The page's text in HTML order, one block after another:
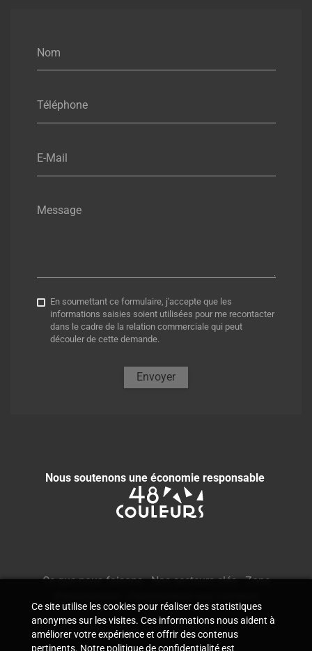
Nom
Téléphone
E-Mail
Message
En soumettant ce formulaire, j'accepte que les
informations saisies soient utilisées pour me recontacter
dans le cadre de la relation commerciale qui peut
découler de cette demande.
Envoyer
Nous soutenons une économie responsable
Ce que nous faisons-Nos secteurs clés-Zone
Ce site utilise les cookies pour réaliser des statistiques
anonymes sur les visites. Ces informations nous aident à
améliorer votre expérience et offrir des contenus
pertinents. Notre politique de confidentialité est